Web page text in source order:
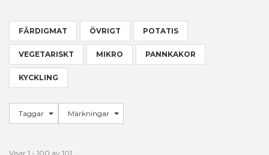
FÄRDIGMAT ÖVRIGT POTATIS
VEGETARISKT MIKRO PANNKAKOR
KYCKLING
Taggar Märkningar
Visar 1 - 100 av 101